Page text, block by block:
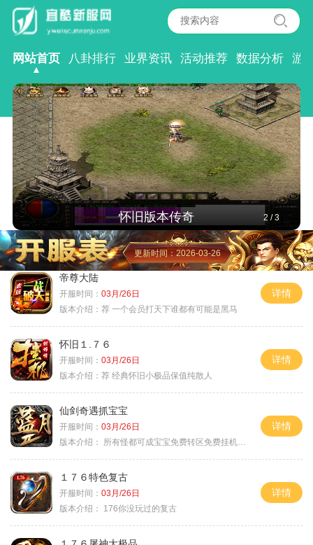
网站首页 八卦排行 业界资讯 活动推荐 数据分析 游
怀旧版本传奇 2 /3
更新时间：2026-03-26
帝尊大陆
开服时间： 03月/26日
版本介绍： 荐 一个会员打天下谁都有可能是黑马
详情
怀旧１.７６
开服时间： 03月/26日
版本介绍： 荐 经典怀旧小极品保值纯散人
详情
仙剑奇遇抓宝宝
开服时间： 03月/26日
版本介绍：
所有怪都可成宝宝免费转区免费挂机活动
详情
１７６特色复古
开服时间： 03月/26日
版本介绍：
176你没玩过的复古
详情